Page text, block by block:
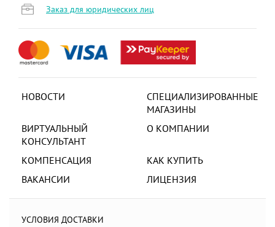
НОВОСТИ
СПЕЦИАЛИЗИРОВАННЫЕ
МАГАЗИНЫ
ВИРТУАЛЬНЫЙ
КОНСУЛЬТАНТ
О КОМПАНИИ
КОМПЕНСАЦИЯ
КАК КУПИТЬ
ВАКАНСИИ
ЛИЦЕНЗИЯ
УСЛОВИЯ ДОСТАВКИ
Заказ для юридических лиц